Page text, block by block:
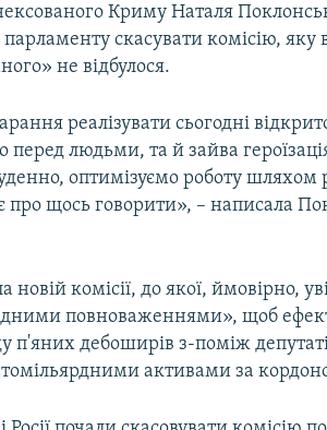
Криму Наталя
скасувати комісію, яку
не відбулося.
реалізувати сьогодні
перед людьми, та й зайва
оптимізуємо роботу шляхом
про щось говорити», – написала
комісії, до якої, ймовірно,
повноваженнями», щоб
п'яних дебоширів з-поміж
активами за